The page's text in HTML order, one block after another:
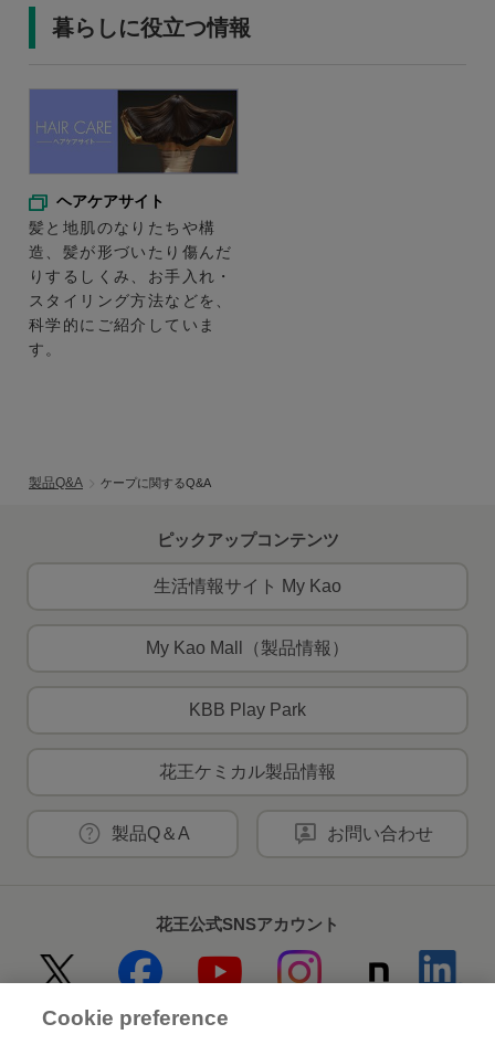
暮らしに役立つ情報
ヘアケアサイト
髪と地肌のなりたちや構
造、髪が形づいたり傷んだ
りするしくみ、お手入れ・
スタイリング方法などを、
科学的にご紹介していま
す。
製品Q&A ケープに関するQ&A
ピックアップコンテンツ
生活情報サイト My Kao
My Kao Mall（製品情報）
KBB Play Park
花王ケミカル製品情報
製品Q＆A お問い合わせ
花王公式SNSアカウント
Cookie preference